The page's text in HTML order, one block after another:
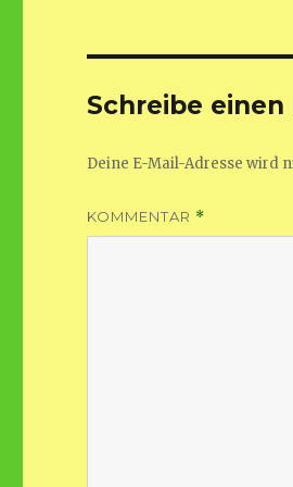
Schreibe
Deine E-Mail-Adresse wird
KOMMENTAR *